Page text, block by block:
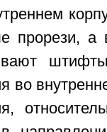
прорези, а
во